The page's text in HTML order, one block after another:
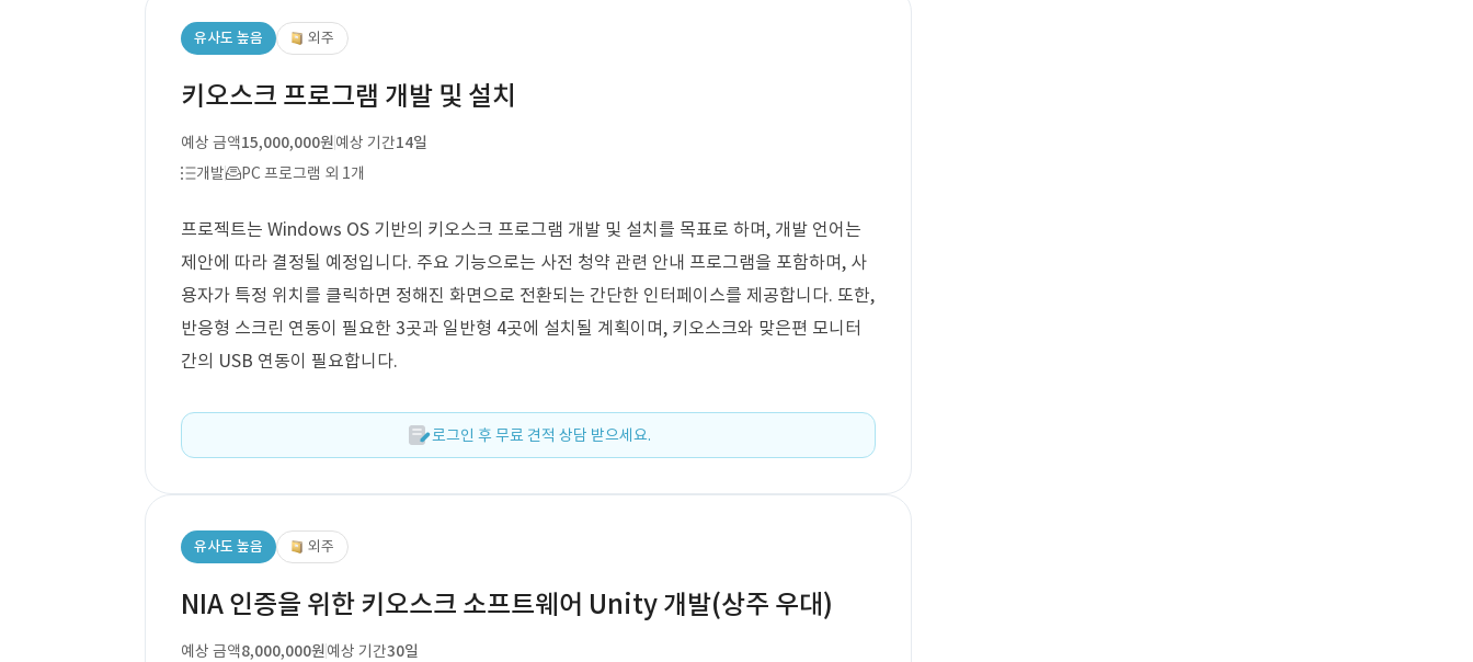
유사도 높음 외주
키오스크 프로그램 개발 및 설치
예상 금액15,000,000원예상 기간14일
개발
PC 프로그램 외 1개
프로젝트는 Windows OS 기반의 키오스크 프로그램 개발 및 설치를 목표로 하며, 개발 언어는
제안에 따라 결정될 예정입니다. 주요 기능으로는 사전 청약 관련 안내 프로그램을 포함하며, 사
용자가 특정 위치를 클릭하면 정해진 화면으로 전환되는 간단한 인터페이스를 제공합니다. 또한,
반응형 스크린 연동이 필요한 3곳과 일반형 4곳에 설치될 계획이며, 키오스크와 맞은편 모니터
간의 USB 연동이 필요합니다.
로그인 후 무료 견적 상담 받으세요.
유사도 높음 외주
NIA 인증을 위한 키오스크 소프트웨어 Unity 개발(상주 우대)
예상 금액8,000,000원예상 기간30일